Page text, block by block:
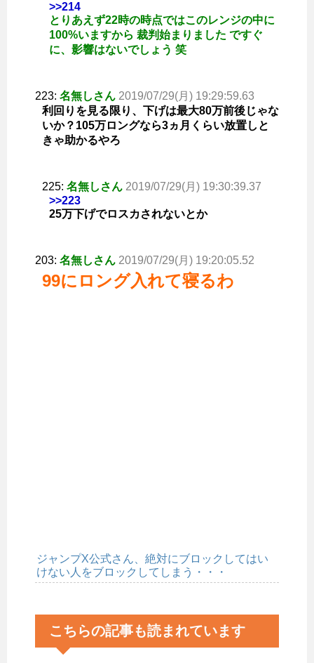
>>214
とりあえず22時の時点ではこのレンジの中に
100%いますから 裁判始まりました ですぐ
に、影響はないでしょう 笑
223: 名無しさん 2019/07/29(月) 19:29:59.63
利回りを見る限り、下げは最大80万前後じゃな
いか？105万ロングなら3ヵ月くらい放置しと
きゃ助かるやろ
225: 名無しさん 2019/07/29(月) 19:30:39.37
>>223
25万下げでロスカされないとか
203: 名無しさん 2019/07/29(月) 19:20:05.52
99にロング入れて寝るわ
ジャンプX公式さん、絶対にブロックしてはい
けない人をブロックしてしまう・・・
こちらの記事も読まれています